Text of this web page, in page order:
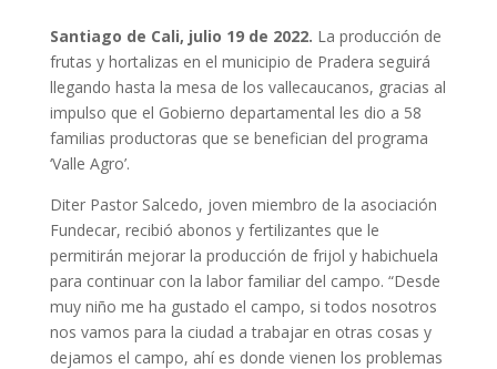
Santiago de Cali, julio 19 de 2022. La producción de
frutas y hortalizas en el municipio de Pradera seguirá
llegando hasta la mesa de los vallecaucanos, gracias al
impulso que el Gobierno departamental les dio a 58
familias productoras que se benefician del programa
‘Valle Agro’.
Diter Pastor Salcedo, joven miembro de la asociación
Fundecar, recibió abonos y fertilizantes que le
permitirán mejorar la producción de frijol y habichuela
para continuar con la labor familiar del campo. “Desde
muy niño me ha gustado el campo, si todos nosotros
nos vamos para la ciudad a trabajar en otras cosas y
dejamos el campo, ahí es donde vienen los problemas